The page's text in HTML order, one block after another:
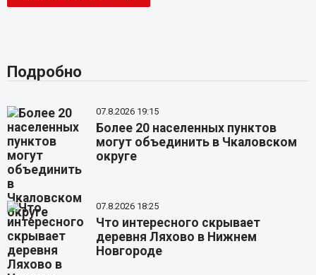
Подробно
07.8.2026 19:15
Более 20 населенных пунктов
могут объединить в Чкаловском
округе
07.8.2026 18:25
Что интересного скрывает
деревня Ляхово в Нижнем
Новгороде